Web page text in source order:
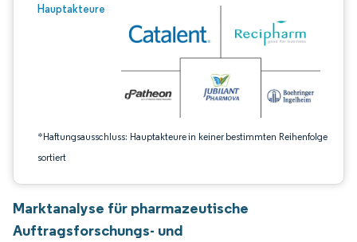
Hauptakteure
*Haftungsausschluss: Hauptakteure in keiner bestimmten Reihenfolge
sortiert
Bild © Mordor Intelligence. Wiederverwendung erfordert Namensnennung
Marktanalyse für pharmazeutische
Auftragsforschungs- und